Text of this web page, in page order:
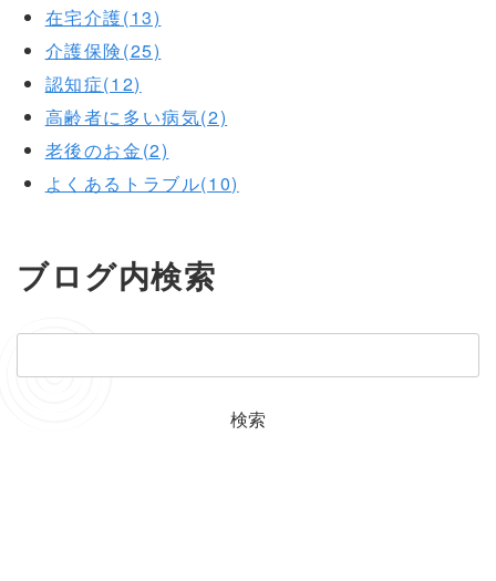
在宅介護(13)
介護保険(25)
認知症(12)
高齢者に多い病気(2)
老後のお金(2)
よくあるトラブル(10)
ブログ内検索